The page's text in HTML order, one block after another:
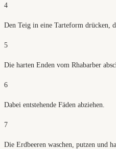
4
Den Teig in eine Tarteform drücken,
5
Die harten Enden vom Rhabarber
6
Dabei entstehende Fäden abziehen.
7
Die Erdbeeren waschen, putzen und